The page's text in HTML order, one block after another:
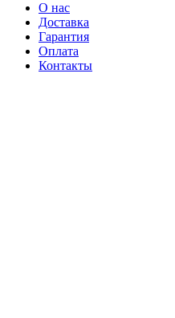
О нас
Доставка
Гарантия
Оплата
Контакты